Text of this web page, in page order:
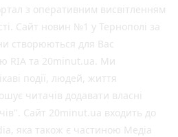
з оперативним висвітленням
Сайт новин №1 у Тернополі за
створюються для Вас
RIA та 20minut.ua. Ми
події, людей, життя
читачів додавати власні
Сайт 20minut.ua входить до
яка також є частиною Медіа